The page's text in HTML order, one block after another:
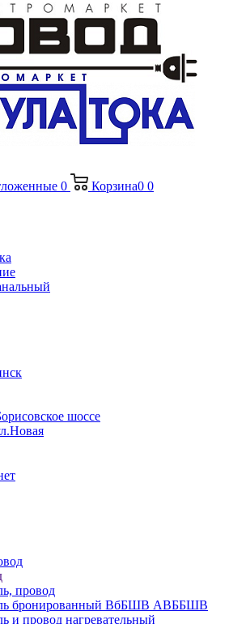
0 Корзина0 0
шоссе
провод
бронированный ВбБШВ АВББШВ
и провод нагревательный